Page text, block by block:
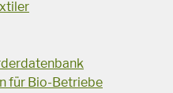
für Bio-Betriebe